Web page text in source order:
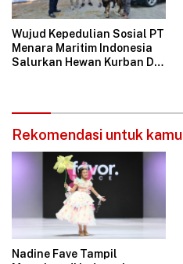
Wujud Kepedulian Sosial PT
Menara Maritim Indonesia
Salurkan Hewan Kurban Di
Rekomendasi untuk kamu
Nadine Fave Tampil